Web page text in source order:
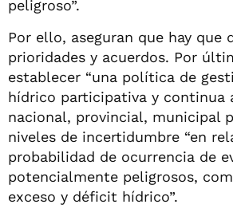
peligroso”.
Por ello, aseguran que hay que
prioridades y acuerdos. Por
establecer “una política de
hídrico participativa y continua
nacional, provincial, municipal
niveles de incertidumbre “en
probabilidad de ocurrencia de
potencialmente peligrosos,
exceso y déficit hídrico”.